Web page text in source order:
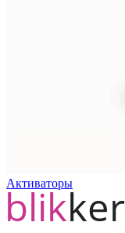
Активаторы